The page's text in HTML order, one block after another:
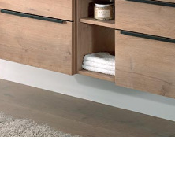
Cliquer pour agrandir